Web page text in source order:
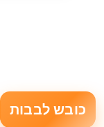
כובש לבבות